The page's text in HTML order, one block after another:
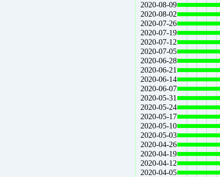
2020-08-09
2020-08-02
2020-07-26
2020-07-19
2020-07-12
2020-07-05
2020-06-28
2020-06-21
2020-06-14
2020-06-07
2020-05-31
2020-05-24
2020-05-17
2020-05-10
2020-05-03
2020-04-26
2020-04-19
2020-04-12
2020-04-05